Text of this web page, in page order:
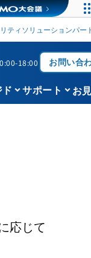
ティソリューションパー
18:00 お問い合
ド keyboard_arrow_downサポート keyboard_arrow_down お
応じて